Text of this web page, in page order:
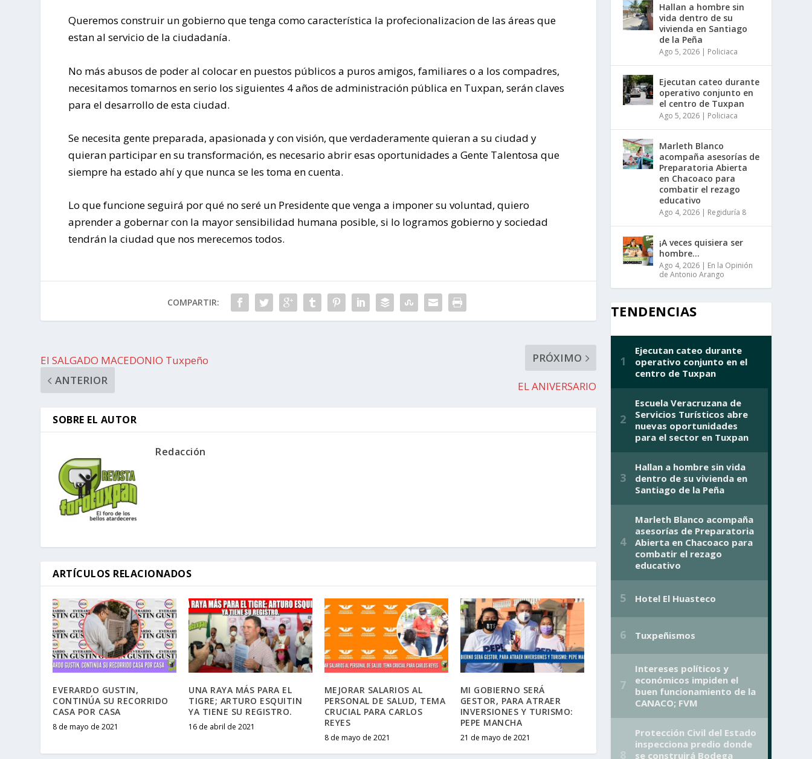
Queremos construir un gobierno que tenga como característica la profecionalizacion de las áreas que
estan al servicio de la ciudadanía.
No más abusos de poder al colocar en puestos públicos a puros amigos, familiares o a los compadres,
necesitamos tomarnos en serio los siguientes 4 años de administración pública en Tuxpan, serán claves
para el desarrollo de esta ciudad.
Se necesita gente preparada, apasionada y con visión, que verdaderamente quieran a su ciudad y
quieran participar en su transformación, es necesario abrir esas oportunidades a Gente Talentosa que
siempre ha estado ahí y que nunca se les toma en cuenta.
Lo que funcione seguirá por qué no seré un Presidente que venga a imponer su voluntad, quiero
aprender a gobernar con la mayor sensibilidad humana posible, si lo logramos gobierno y sociedad
tendrán la ciudad que nos merecemos todos.
COMPARTIR:
El SALGADO MACEDONIO Tuxpeño
ANTERIOR
PRÓXIMO
EL ANIVERSARIO
SOBRE EL AUTOR
Redacción
ARTÍCULOS RELACIONADOS
EVERARDO GUSTIN,
CONTINÚA SU RECORRIDO
CASA POR CASA
8 de mayo de 2021
UNA RAYA MÁS PARA EL
TIGRE; ARTURO ESQUITIN
YA TIENE SU REGISTRO.
16 de abril de 2021
MEJORAR SALARIOS AL
PERSONAL DE SALUD, TEMA
CRUCIAL PARA CARLOS
REYES
8 de mayo de 2021
MI GOBIERNO SERÁ
GESTOR, PARA ATRAER
INVERSIONES Y TURISMO:
PEPE MANCHA
21 de mayo de 2021
Hallan a hombre sin
vida dentro de su
vivienda en Santiago
de la Peña
Ago 5, 2026| Policiaca
Ejecutan cateo durante
operativo conjunto en
el centro de Tuxpan
Ago 5, 2026| Policiaca
Marleth Blanco
acompaña asesorías de
Preparatoria Abierta
en Chacoaco para
combatir el rezago
educativo
Ago 4, 2026| Regiduría 8
¡A veces quisiera ser
hombre…
Ago 4, 2026| En la Opinión
de Antonio Arango
TENDENCIAS